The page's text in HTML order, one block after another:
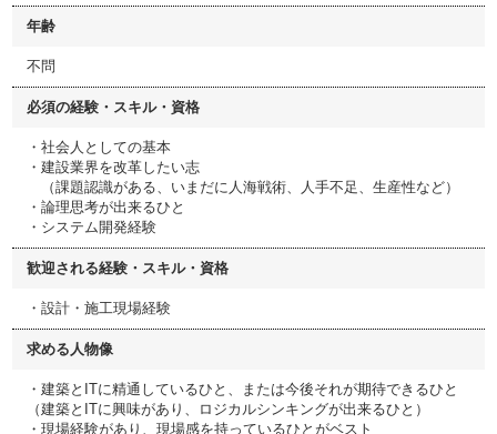
年齢
不問
必須の経験・スキル・資格
・社会人としての基本
・建設業界を改革したい志
（課題認識がある、いまだに人海戦術、人手不足、生産性など）
・論理思考が出来るひと
・システム開発経験
歓迎される経験・スキル・資格
・設計・施工現場経験
求める人物像
・建築とITに精通しているひと、または今後それが期待できるひと
（建築とITに興味があり、ロジカルシンキングが出来るひと）
・現場経験があり、現場感を持っているひとがベスト